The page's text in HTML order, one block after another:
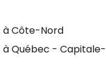
à Côte-Nord
à Québec - Capitale-